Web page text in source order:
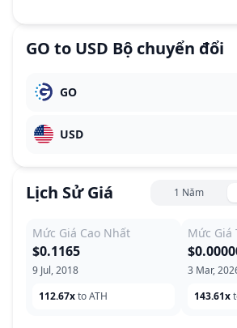
GO to USD Bộ chuyển đổi
GO
USD
Lịch Sử Giá 1 Năm
Mức Giá Cao Nhất
9 Jul, 2018
$0.1165
112.67xto ATH
Mức Giá
3 Mar,
143.61x